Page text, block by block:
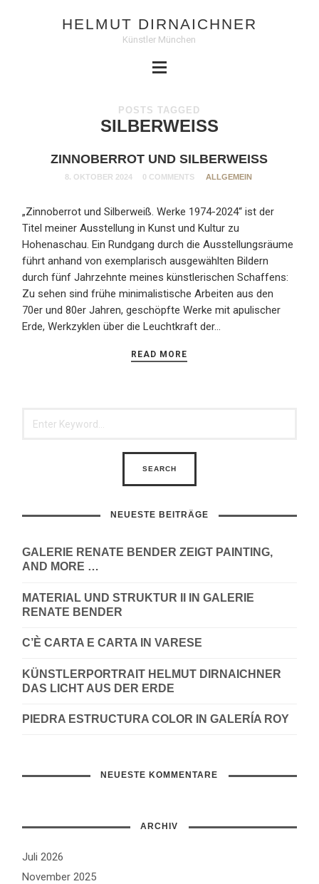
HELMUT DIRNAICHNER
Künstler München
POSTS TAGGED
SILBERWEISS
ZINNOBERROT UND SILBERWEISS
8. OKTOBER 2024 0 COMMENTS ALLGEMEIN
„Zinnoberrot und Silberweiß. Werke 1974-2024“ ist der
Titel meiner Ausstellung in Kunst und Kultur zu
Hohenaschau. Ein Rundgang durch die Ausstellungsräume
führt anhand von exemplarisch ausgewählten Bildern
durch fünf Jahrzehnte meines künstlerischen Schaffens:
Zu sehen sind frühe minimalistische Arbeiten aus den
70er und 80er Jahren, geschöpfte Werke mit apulischer
Erde, Werkzyklen über die Leuchtkraft der…
READ MORE
NEUESTE BEITRÄGE
GALERIE RENATE BENDER ZEIGT PAINTING,
AND MORE …
MATERIAL UND STRUKTUR II IN GALERIE
RENATE BENDER
C’È CARTA E CARTA IN VARESE
KÜNSTLERPORTRAIT HELMUT DIRNAICHNER
DAS LICHT AUS DER ERDE
PIEDRA ESTRUCTURA COLOR IN GALERÍA ROY
NEUESTE KOMMENTARE
ARCHIV
Juli 2026
November 2025